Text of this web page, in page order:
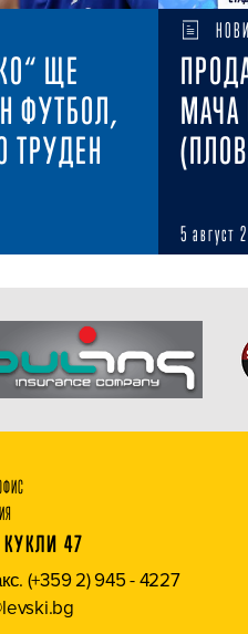
ЩЕ
ФУТБОЛ,
ТРУДЕН
5 август
47
(+359 2) 945 - 4227